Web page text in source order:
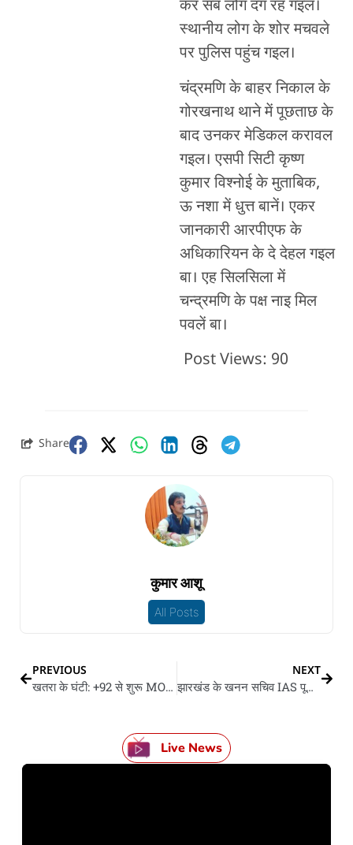
कर सब लोग दंग रह गइल।
स्थानीय लोग के शोर मचवले
पर पुलिस पहुंच गइल।
चंद्रमणि के बाहर निकाल के
गोरखनाथ थाने में पूछताछ के
बाद उनकर मेडिकल करावल
गइल। एसपी सिटी कृष्ण
कुमार विश्नोई के मुताबिक,
ऊ नशा में धुत्त बानें। एकर
जानकारी आरपीएफ के
अधिकारियन के दे देहल गइल
बा। एह सिलसिला में
चन्द्रमणि के पक्ष नाइ मिल
पवलें बा।
Post Views: 90
Share
कुमार आशू
All Posts
PREVIOUS
खतरा के घंटी: +92 से शुरू MOBILE NO. से रहीं सावधान
NEXT
झारखंड के खनन सचिव IAS पूजा सिंघल गिरफ्तार, घर आ पति के अस्पताल से बड़ मात्रा में कैश बरामद
Live News